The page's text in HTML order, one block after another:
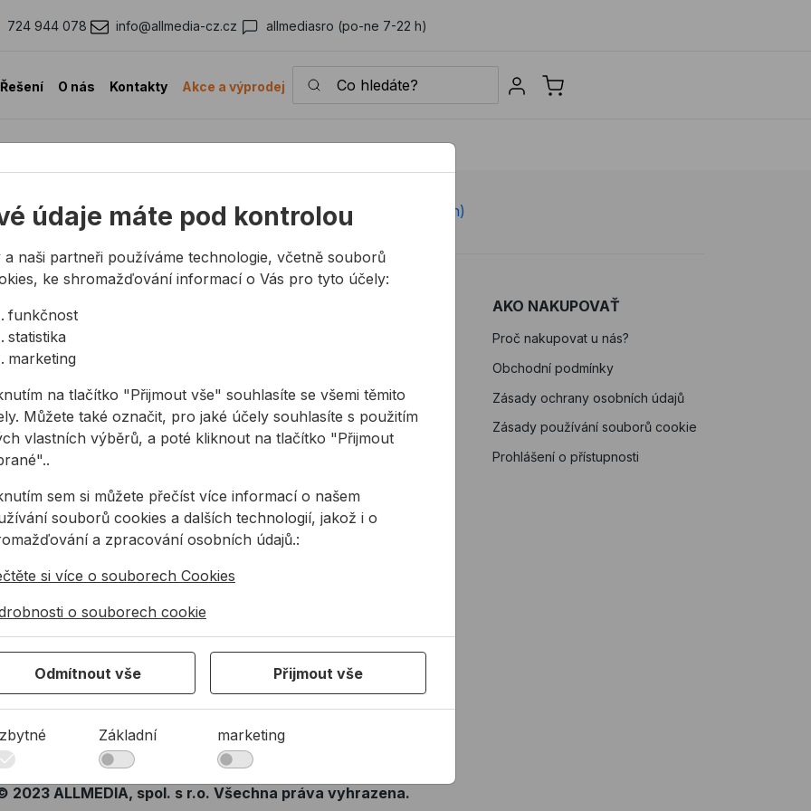
724 944 078 info@allmedia-cz.cz allmediasro (po-ne 7-22 h)
Řešení O nás Kontakty Akce a výprodej
Co hledáte? Sign in
944 078 info@allmedia-cz.cz allmediasro (po-ne 7-22 h)
Technická podpora
Zákaznická podpora
Aktuality
Partneři
AKO NAKUPOVAŤ
Proč nakupovat u nás?
Obchodní podmínky
Zásady ochrany osobních údajů
Zásady používání souborů cookie
Prohlášení o přístupnosti
ALLMEDIA Newsletter
2023 ALLMEDIA, spol. s r.o. Všechna práva vyhrazena.
údaje máte pod kontrolou
a naši partneři používáme technologie, včetně souborů
ke shromažďování informací o Vás pro tyto účely:
funkčnost
statistika
marketing
na tlačítko "Přijmout vše" souhlasíte se všemi těmito
Můžete také označit, pro jaké účely souhlasíte s použitím
vlastních výběrů, a poté kliknout na tlačítko "Přijmout
sem si můžete přečíst více informací o našem
souborů cookies a dalších technologií, jakož i o
a zpracování osobních údajů.:
si více o souborech Cookies
o souborech cookie
zásady ochrany osobních údajů
Odmítnout vše
Přijmout vše
Základní marketing